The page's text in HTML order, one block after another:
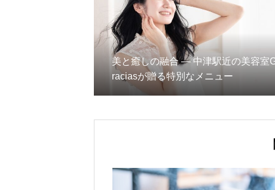
美と癒しの融合 ― 中津駅近の美容室
raciasが贈る特別なメニュー